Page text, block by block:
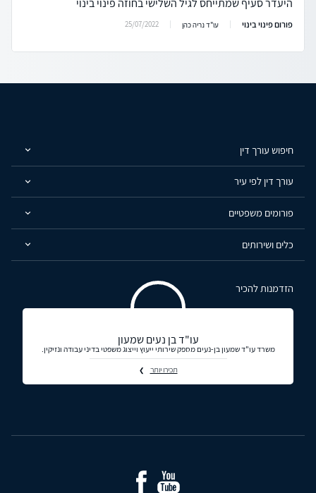
היעדר סעיף שמתייחס לגיל השלישי בחוזה פינוי בינוי
פורום פינוי בינוי עו"ד נריה כהן 25/07/2022
חיפוש עורך דין
עורך דין לפי עיר
פורומים משפטיים
כלים ושירותים
הזדמנות להכיר
עו"ד בן נעים שמעון
משרד עו"ד שמעון בן-נעים מספק שירותי ייעוץ וייצוג משפטי בדיני עבודה ונזיקין.
תכירו יותר